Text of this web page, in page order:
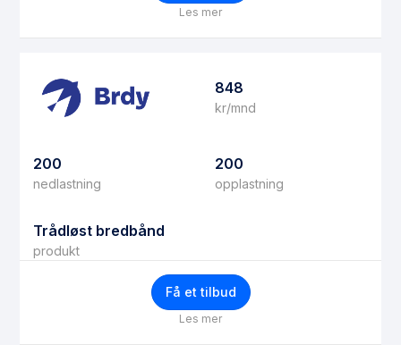
Les mer
848
kr/mnd
200
nedlastning
200
opplastning
Trådløst bredbånd
produkt
Få et tilbud
Les mer